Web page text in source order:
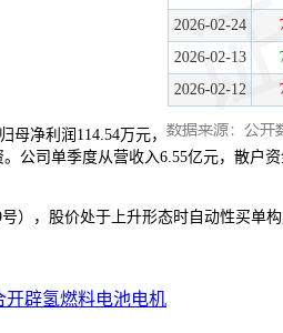
净利润114.54万元，
公司单季度从营收入6.55亿元，散
，股价处于上升形态时自动性买单
开辟氢燃料电池电机